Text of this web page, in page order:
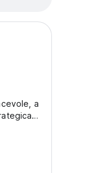
a